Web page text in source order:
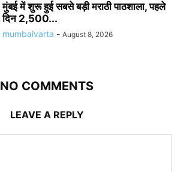
मुंबई में शुरू हुई सबसे बड़ी मराठी पाठशाला, पहले
दिन 2,500...
mumbaivarta - August 8, 2026
NO COMMENTS
LEAVE A REPLY